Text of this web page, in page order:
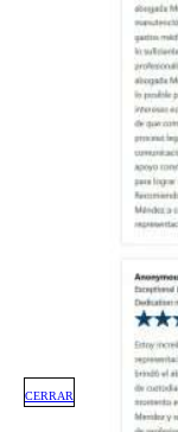
CERRAR